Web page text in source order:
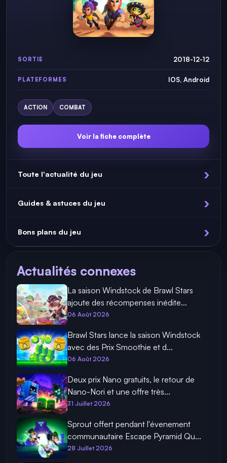
SORTIE 2018-12-12
PLATEFORMES IOS, Android
ACTION COMBAT
Voir la fiche complète
Toute l'actualité du jeu
Guides & astuces du jeu
Bons plans du jeu
Actualités connexes
La saison Windstock de Brawl Stars
ajoute des récompenses inédite...
06 Août 2026
Brawl Stars lance la saison Windstock
avec des Prix Smoothie et d...
06 Août 2026
Deux prix Nano gratuits, le retour de
Nano-Nori et une offre très...
31 Juillet 2026
Sprout offert pendant l'évenement
communautaire Escape Pyramid Qu...
28 Juillet 2026